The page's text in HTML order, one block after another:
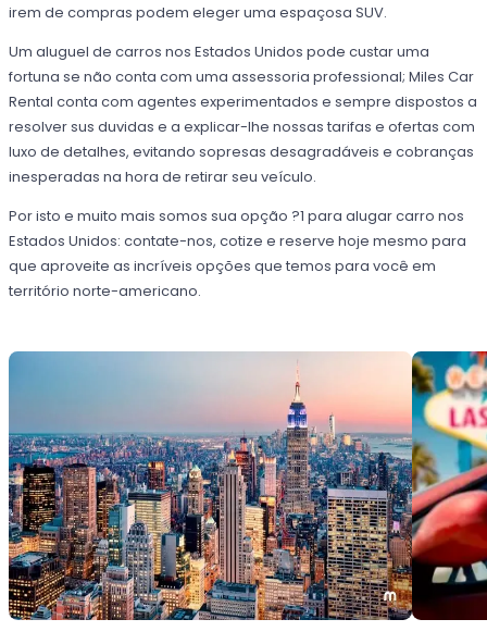
irem de compras podem eleger uma espaçosa SUV.
Um aluguel de carros nos Estados Unidos pode custar uma
fortuna se não conta com uma assessoria professional; Miles Car
Rental conta com agentes experimentados e sempre dispostos a
resolver sus duvidas e a explicar-lhe nossas tarifas e ofertas com
luxo de detalhes, evitando sopresas desagradáveis e cobranças
inesperadas na hora de retirar seu veículo.
Por isto e muito mais somos sua opção ?1 para alugar carro nos
Estados Unidos: contate-nos, cotize e reserve hoje mesmo para
que aproveite as incríveis opções que temos para você em
território norte-americano.